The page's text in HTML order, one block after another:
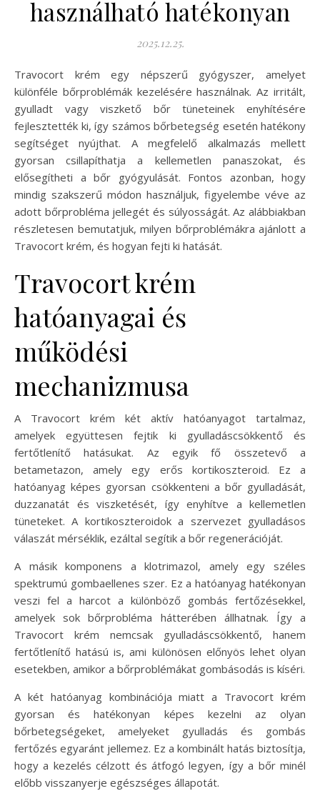
használható hatékonyan
2025.12.25.
Travocort krém egy népszerű gyógyszer, amelyet
különféle bőrproblémák kezelésére használnak. Az irritált,
gyulladt vagy viszkető bőr tüneteinek enyhítésére
fejlesztették ki, így számos bőrbetegség esetén hatékony
segítséget nyújthat. A megfelelő alkalmazás mellett
gyorsan csillapíthatja a kellemetlen panaszokat, és
elősegítheti a bőr gyógyulását. Fontos azonban, hogy
mindig szakszerű módon használjuk, figyelembe véve az
adott bőrprobléma jellegét és súlyosságát. Az alábbiakban
részletesen bemutatjuk, milyen bőrproblémákra ajánlott a
Travocort krém, és hogyan fejti ki hatását.
Travocort krém
hatóanyagai és
működési
mechanizmusa
A Travocort krém két aktív hatóanyagot tartalmaz,
amelyek együttesen fejtik ki gyulladáscsökkentő és
fertőtlenítő hatásukat. Az egyik fő összetevő a
betametazon, amely egy erős kortikoszteroid. Ez a
hatóanyag képes gyorsan csökkenteni a bőr gyulladását,
duzzanatát és viszketését, így enyhítve a kellemetlen
tüneteket. A kortikoszteroidok a szervezet gyulladásos
válaszát mérséklik, ezáltal segítik a bőr regenerációját.
A másik komponens a klotrimazol, amely egy széles
spektrumú gombaellenes szer. Ez a hatóanyag hatékonyan
veszi fel a harcot a különböző gombás fertőzésekkel,
amelyek sok bőrprobléma hátterében állhatnak. Így a
Travocort krém nemcsak gyulladáscsökkentő, hanem
fertőtlenítő hatású is, ami különösen előnyös lehet olyan
esetekben, amikor a bőrproblémákat gombásodás is kíséri.
A két hatóanyag kombinációja miatt a Travocort krém
gyorsan és hatékonyan képes kezelni az olyan
bőrbetegségeket, amelyeket gyulladás és gombás
fertőzés egyaránt jellemez. Ez a kombinált hatás biztosítja,
hogy a kezelés célzott és átfogó legyen, így a bőr minél
előbb visszanyerje egészséges állapotát.